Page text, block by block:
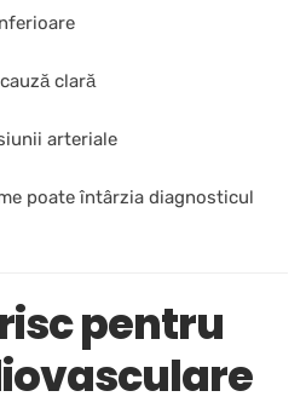
clară
arteriale
poate întârzia diagnosticul
pentru